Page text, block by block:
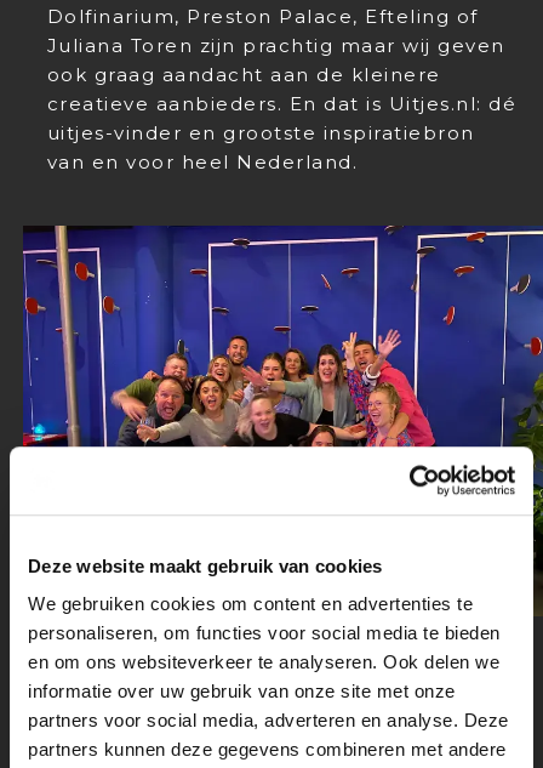
Deze website maakt gebruik van cookies
We gebruiken cookies om content en advertenties te
personaliseren, om functies voor social media te bieden
en om ons websiteverkeer te analyseren. Ook delen we
informatie over uw gebruik van onze site met onze
partners voor social media, adverteren en analyse. Deze
partners kunnen deze gegevens combineren met andere
Dolfinarium, Preston Palace, Efteling of
Juliana Toren zijn prachtig maar wij geven
ook graag aandacht aan de kleinere
creatieve aanbieders. En dat is Uitjes.nl: dé
uitjes-vinder en grootste inspiratiebron
van en voor heel Nederland.